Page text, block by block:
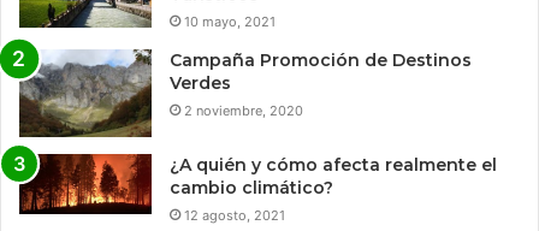
10 mayo, 2021
Campaña Promoción de Destinos
Verdes
2 noviembre, 2020
¿A quién y cómo afecta realmente el
cambio climático?
12 agosto, 2021